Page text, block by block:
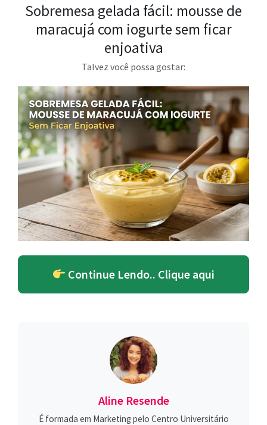
Sobremesa gelada fácil: mousse de
maracujá com iogurte sem ficar
enjoativa
Talvez você possa gostar:
Continue Lendo.. Clique aqui
Aline Resende
É formada em Marketing pelo Centro Universitário